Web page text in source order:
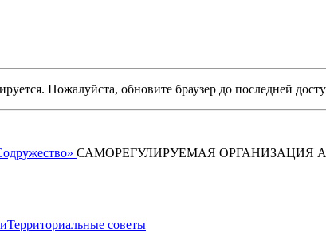
Пожалуйста, обновите браузер до последней
САМОРЕГУЛИРУЕМАЯ ОРГАНИЗАЦИЯ
Территориальные советы